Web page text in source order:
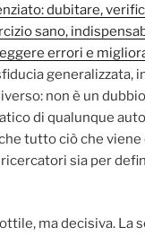
dubitare,
sano,
errori e
generalizzata,
non è un
di qualunque
che tutto ciò che
sia per
ma decisiva. La